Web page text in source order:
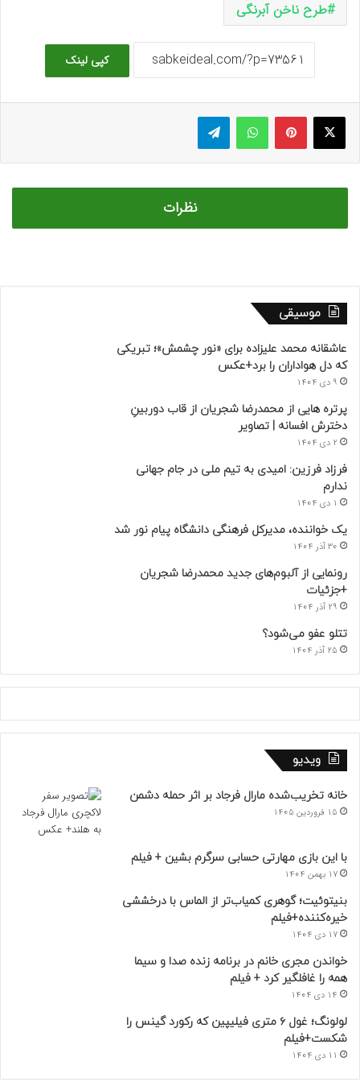
طرح ناخن آبرنگی
کپی لینک
ایکس پینتریستواتس آپ تلگرام
نظرات
موسیقی
عاشقانه محمد علیزاده برای «نور چشمش»؛ تبریکی
که دل هواداران را برد+عکس
9 دی 1404
پرتره هایی از محمدرضا شجریان از قاب دوربینِ
دخترش افسانه | تصاویر
2 دی 1404
فرزاد فرزین: امیدی به تیم ملی در جام جهانی
ندارم
1 دی 1404
یک خواننده، مدیرکل فرهنگی دانشگاه پیام نور شد
30 آذر 1404
رونمایی از آلبوم‌های جدید محمدرضا شجریان
+جزئیات
29 آذر 1404
تتلو عفو می‌شود؟
25 آذر 1404
ویدیو
خانه تخریب‌شده مارال فرجاد بر اثر حمله دشمن
15 فروردین 1405
با این بازی مهارتی حسابی سرگرم بشین + فیلم
17 بهمن 1404
بنیتوئیت؛ گوهری کمیاب‌تر از الماس با درخششی
خیره‌کننده+فیلم
17 دی 1404
خواندن مجری خانم در برنامه زنده صدا و سیما
همه را غافلگیر کرد + فیلم
14 دی 1404
لولونگ؛ غول ۶ متری فیلیپین که رکورد گینس را
شکست+فیلم
11 دی 1404